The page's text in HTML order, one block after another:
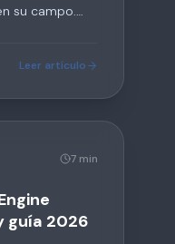
su campo.
Leer artículo
7 min
guía 2026